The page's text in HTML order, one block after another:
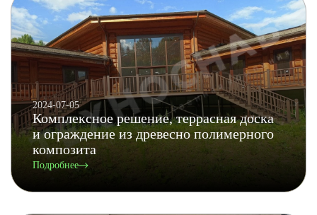
2024-07-05
Комплексное решение, террасная доска
и ограждение из древесно полимерного
композита
Подробнее